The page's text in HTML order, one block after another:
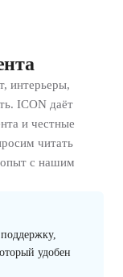
интерьеры,
ICON даёт
и честные
читать
с нашим
удобен